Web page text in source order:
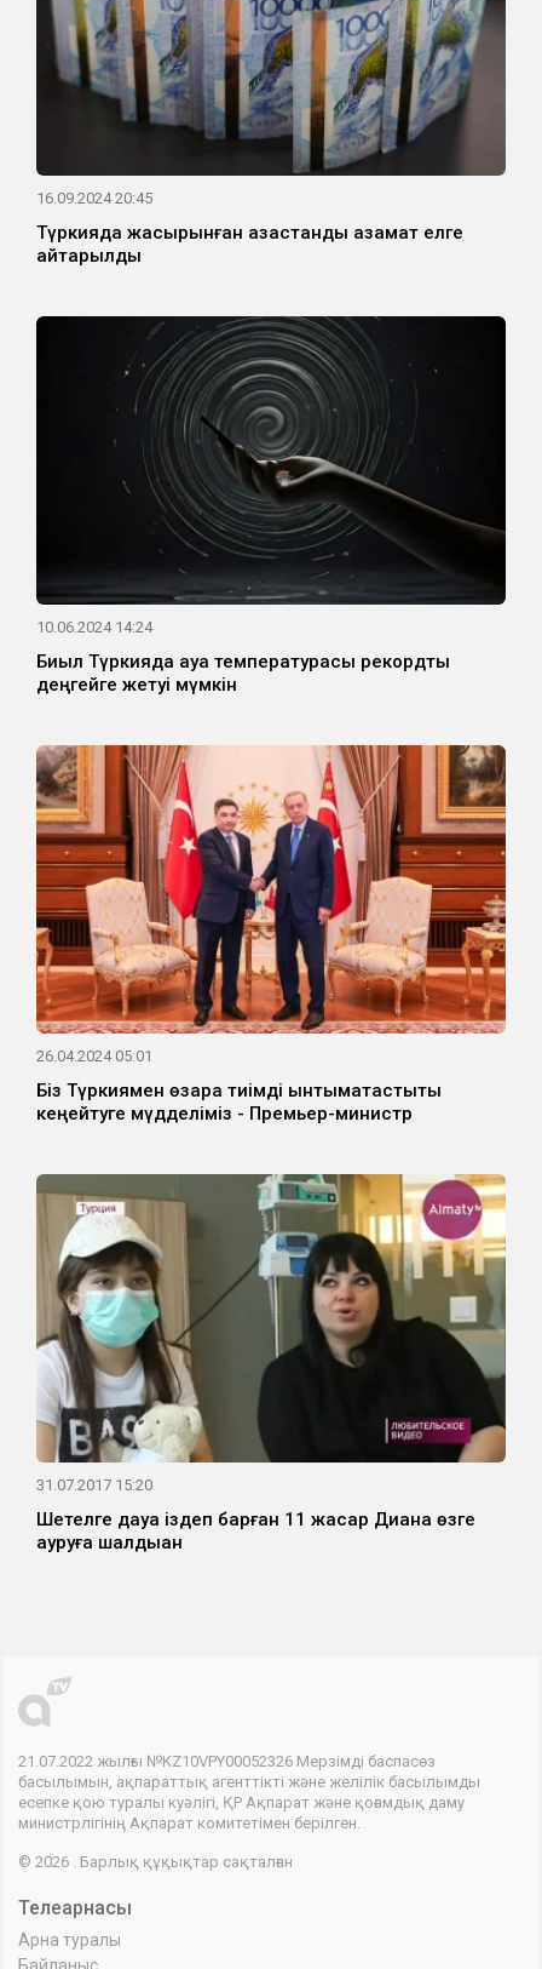
16.09.2024 20:45
Түркияда жасырынған қазақстандық азамат елге
қайтарылды
10.06.2024 14:24
Биыл Түркияда ауа температурасы рекордтық
деңгейге жетуі мүмкін
26.04.2024 05:01
Біз Түркиямен өзара тиімді ынтымақтастықты
кеңейтуге мүдделіміз - Премьер-министр
31.07.2017 15:20
Шетелге дауа іздеп барған 11 жасар Диана өзге
ауруға шалдыққан
21.07.2022 жылғы №KZ10VPY00052326 Мерзімді баспасөз
басылымын, ақпараттық агенттікті және желілік басылымды
есепке қою туралы куәлігі, ҚР Ақпарат және қоғамдық даму
министрлігінің Ақпарат комитетімен берілген.
© 2026 . Барлық құқықтар сақталған
Телеарнасы
Арна туралы